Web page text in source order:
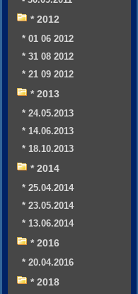
* 2012
* 01 06 2012
* 31 08 2012
* 21 09 2012
* 2013
* 24.05.2013
* 14.06.2013
* 18.10.2013
* 2014
* 25.04.2014
* 23.05.2014
* 13.06.2014
* 2016
* 20.04.2016
* 2018